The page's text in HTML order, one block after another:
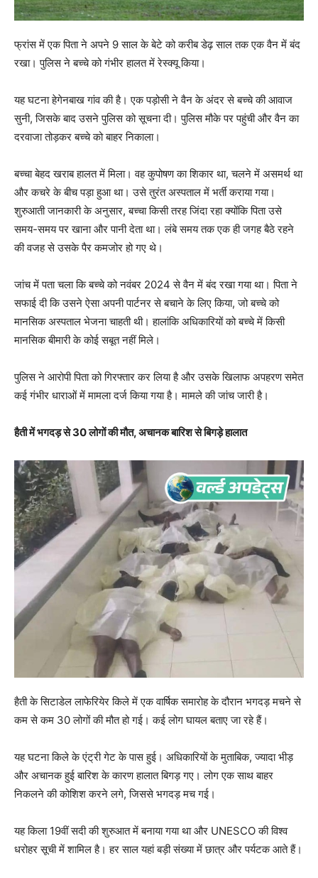
फ्रांस में एक पिता ने अपने 9 साल के बेटे को करीब डेढ़ साल तक एक वैन में बंद
रखा। पुलिस ने बच्चे को गंभीर हालत में रेस्क्यू किया।
यह घटना हेगेनबाख गांव की है। एक पड़ोसी ने वैन के अंदर से बच्चे की आवाज
सुनी, जिसके बाद उसने पुलिस को सूचना दी। पुलिस मौके पर पहुंची और वैन का
दरवाजा तोड़कर बच्चे को बाहर निकाला।
बच्चा बेहद खराब हालत में मिला। वह कुपोषण का शिकार था, चलने में असमर्थ था
और कचरे के बीच पड़ा हुआ था। उसे तुरंत अस्पताल में भर्ती कराया गया।
शुरुआती जानकारी के अनुसार, बच्चा किसी तरह जिंदा रहा क्योंकि पिता उसे
समय-समय पर खाना और पानी देता था। लंबे समय तक एक ही जगह बैठे रहने
की वजह से उसके पैर कमजोर हो गए थे।
जांच में पता चला कि बच्चे को नवंबर 2024 से वैन में बंद रखा गया था। पिता ने
सफाई दी कि उसने ऐसा अपनी पार्टनर से बचाने के लिए किया, जो बच्चे को
मानसिक अस्पताल भेजना चाहती थी। हालांकि अधिकारियों को बच्चे में किसी
मानसिक बीमारी के कोई सबूत नहीं मिले।
पुलिस ने आरोपी पिता को गिरफ्तार कर लिया है और उसके खिलाफ अपहरण समेत
कई गंभीर धाराओं में मामला दर्ज किया गया है। मामले की जांच जारी है।
हैती में भगदड़ से 30 लोगों की मौत, अचानक बारिश से बिगड़े हालात
हैती के सिटाडेल लाफेरियेर किले में एक वार्षिक समारोह के दौरान भगदड़ मचने से
कम से कम 30 लोगों की मौत हो गई। कई लोग घायल बताए जा रहे हैं।
यह घटना किले के एंट्री गेट के पास हुई। अधिकारियों के मुताबिक, ज्यादा भीड़
और अचानक हुई बारिश के कारण हालात बिगड़ गए। लोग एक साथ बाहर
निकलने की कोशिश करने लगे, जिससे भगदड़ मच गई।
यह किला 19वीं सदी की शुरुआत में बनाया गया था और UNESCO की विश्व
धरोहर सूची में शामिल है। हर साल यहां बड़ी संख्या में छात्र और पर्यटक आते हैं।